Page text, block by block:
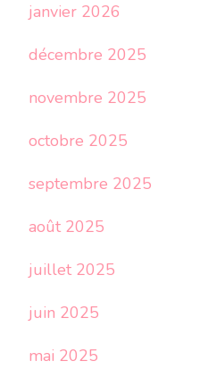
janvier 2026
décembre 2025
novembre 2025
octobre 2025
septembre 2025
août 2025
juillet 2025
juin 2025
mai 2025